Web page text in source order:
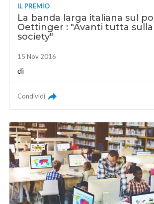
IL PREMIO
La banda larga italiana sul
Oettinger : "Avanti tutta
society"
15 Nov 2016
di
Condividi